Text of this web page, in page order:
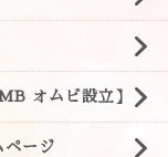
オムビ設立】
ページ